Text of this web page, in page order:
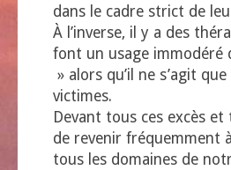
dans le cadre strict de
À l’inverse, il y a des
font un usage immodéré
» alors qu’il ne s’agit
victimes.
Devant tous ces excès
de revenir fréquemment
tous les domaines de